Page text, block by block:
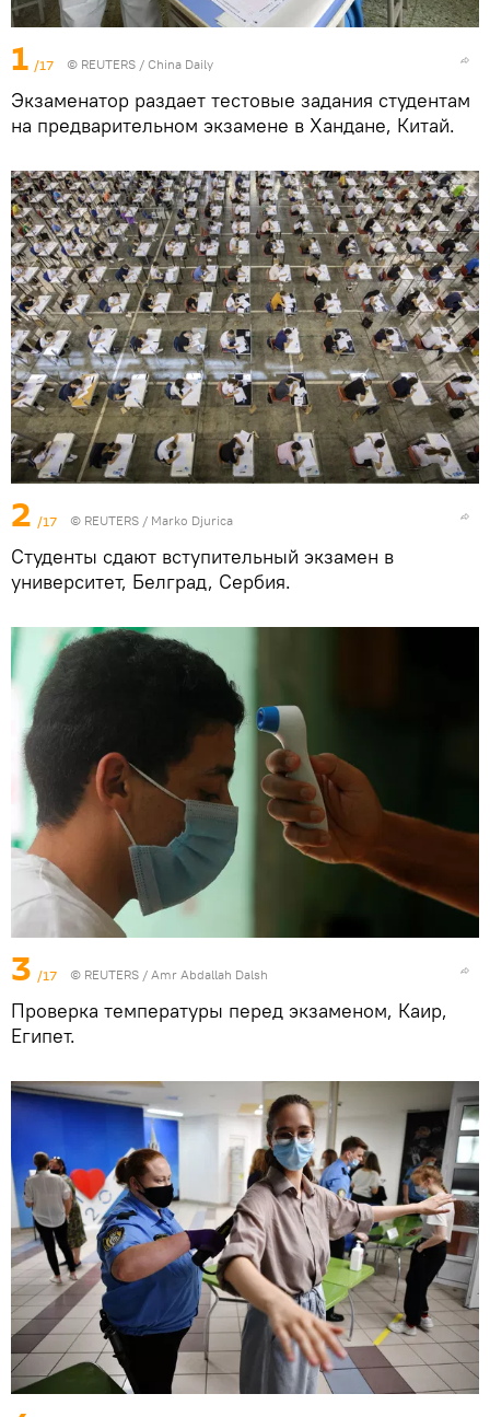
1 /17 © REUTERS / China Daily
Экзаменатор раздает тестовые задания студентам
на предварительном экзамене в Хандане, Китай.
2 /17 © REUTERS / Marko Djurica
Студенты сдают вступительный экзамен в
университет, Белград, Сербия.
3 /17 © REUTERS / Amr Abdallah Dalsh
Проверка температуры перед экзаменом, Каир,
Египет.